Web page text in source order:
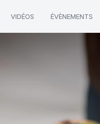
VIDÉOS ÉVÈNEMENTS